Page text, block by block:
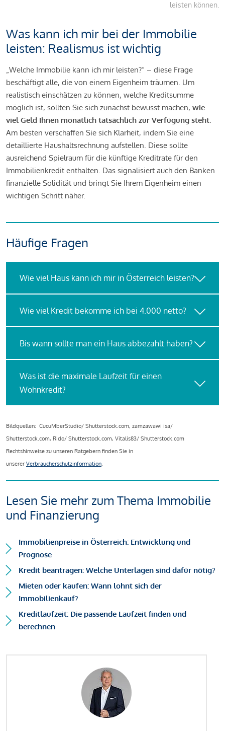
leisten können.
Was kann ich mir bei der Immobilie
leisten: Realismus ist wichtig
„Welche Immobilie kann ich mir leisten?“ – diese Frage
beschäftigt alle, die von einem Eigenheim träumen. Um
realistisch einschätzen zu können, welche Kreditsumme
möglich ist, sollten Sie sich zunächst bewusst machen, wie
viel Geld Ihnen monatlich tatsächlich zur Verfügung steht.
Am besten verschaffen Sie sich Klarheit, indem Sie eine
detaillierte Haushaltsrechnung aufstellen. Diese sollte
ausreichend Spielraum für die künftige Kreditrate für den
Immobilienkredit enthalten. Das signalisiert auch den Banken
finanzielle Solidität und bringt Sie Ihrem Eigenheim einen
wichtigen Schritt näher.
Häufige Fragen
Wie viel Haus kann ich mir in Österreich leisten?
Wie viel Kredit bekomme ich bei 4.000 netto?
Bis wann sollte man ein Haus abbezahlt haben?
Was ist die maximale Laufzeit für einen
Wohnkredit?
Bildquellen: CucuMberStudio/ Shutterstock.com, zamzawawi isa/
Shutterstock.com, Rido/ Shutterstock.com, Vitalis83/ Shutterstock.com
Rechtshinweise zu unseren Ratgebern finden Sie in
unserer Verbraucherschutzinformation.
Lesen Sie mehr zum Thema Immobilie
und Finanzierung
Immobilienpreise in Österreich: Entwicklung und
Prognose
Kredit beantragen: Welche Unterlagen sind dafür nötig?
Mieten oder kaufen: Wann lohnt sich der
Immobilienkauf?
Kreditlaufzeit: Die passende Laufzeit finden und
berechnen